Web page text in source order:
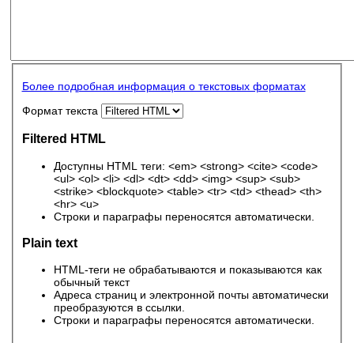
Более подробная информация о текстовых форматах
Формат текста
Filtered HTML
Доступны HTML теги: <em> <strong> <cite> <code>
<ul> <ol> <li> <dl> <dt> <dd> <img> <sup> <sub>
<strike> <blockquote> <table> <tr> <td> <thead> <th>
<hr> <u>
Строки и параграфы переносятся автоматически.
Plain text
HTML-теги не обрабатываются и показываются как
обычный текст
Адреса страниц и электронной почты автоматически
преобразуются в ссылки.
Строки и параграфы переносятся автоматически.